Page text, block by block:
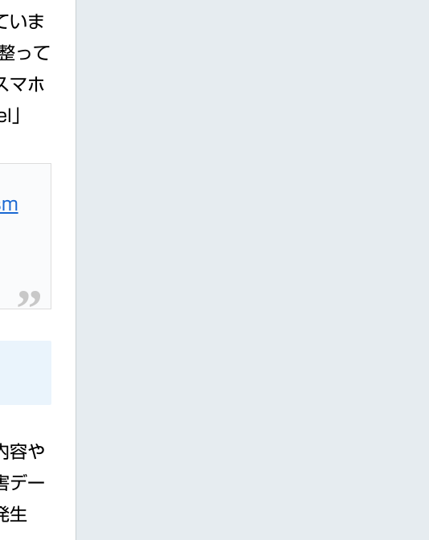
いま
って
マホ
容や
デー
生